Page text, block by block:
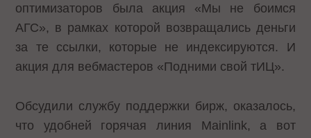
оптимизаторов была акция «Мы не боимся
АГС», в рамках которой возвращались деньги
за те ссылки, которые не индексируются. И
акция для вебмастеров «Подними свой тИЦ».
Обсудили службу поддержки бирж, оказалось,
что удобней горячая линия Mainlink, а вот